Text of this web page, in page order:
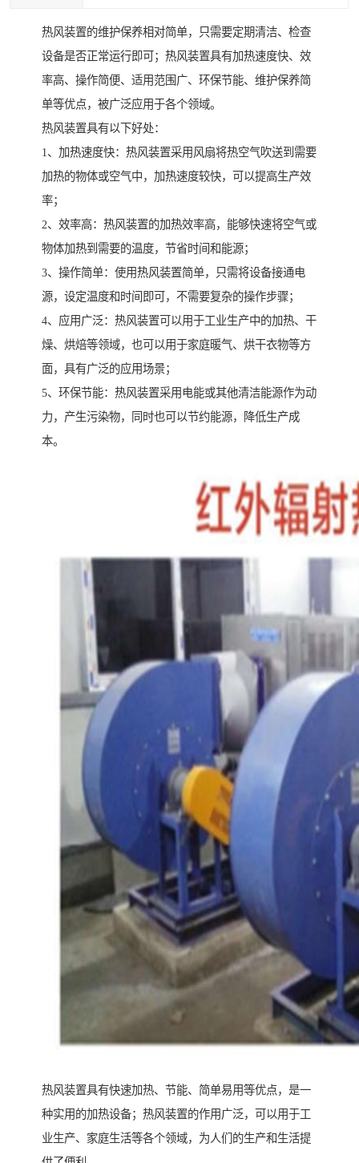
热风装置的维护保养相对简单，只需要定期清洁、检查
设备是否正常运行即可；热风装置具有加热速度快、效
率高、操作简便、适用范围广、环保节能、维护保养简
单等优点，被广泛应用于各个领域。
热风装置具有以下好处：
1、加热速度快：热风装置采用风扇将热空气吹送到需要
加热的物体或空气中，加热速度较快，可以提高生产效
率；
2、效率高：热风装置的加热效率高，能够快速将空气或
物体加热到需要的温度，节省时间和能源；
3、操作简单：使用热风装置简单，只需将设备接通电
源，设定温度和时间即可，不需要复杂的操作步骤；
4、应用广泛：热风装置可以用于工业生产中的加热、干
燥、烘焙等领域，也可以用于家庭暖气、烘干衣物等方
面，具有广泛的应用场景；
5、环保节能：热风装置采用电能或其他清洁能源作为动
力，产生污染物，同时也可以节约能源，降低生产成
本。
热风装置具有快速加热、节能、简单易用等优点，是一
种实用的加热设备；热风装置的作用广泛，可以用于工
业生产、家庭生活等各个领域，为人们的生产和生活提